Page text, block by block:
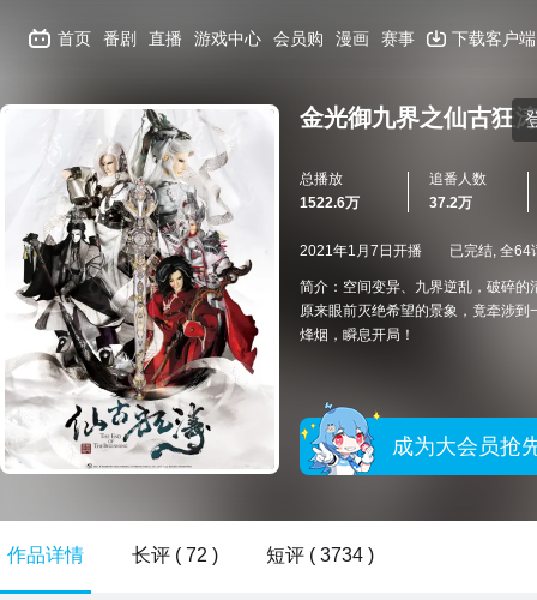
首页 番剧 直播 游戏中心 会员购 漫画 赛事 下载客户端
金光御九界之仙古狂
总播放
1522.6万
追番人数
37.2万
2021年1月7日开播 已完结, 全64
简介：空间变异、九界逆乱，破碎
原来眼前灭绝希望的景象，竟牵涉
烽烟，瞬息开局！
成为大会员抢
作品详情 长评 ( 72 ) 短评 ( 3734 )